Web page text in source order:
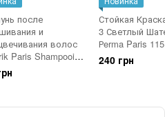
после
и
волос
Paris Shampooing
60 мл
Стойкая
3 Светлый
Рerma Paris
240 грн